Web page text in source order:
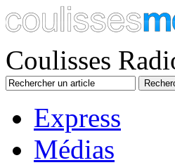
Coulisses
Express
Médias